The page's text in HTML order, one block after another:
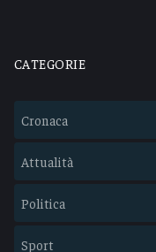
CATEGORIE
Cronaca
Attualità
Politica
Sport